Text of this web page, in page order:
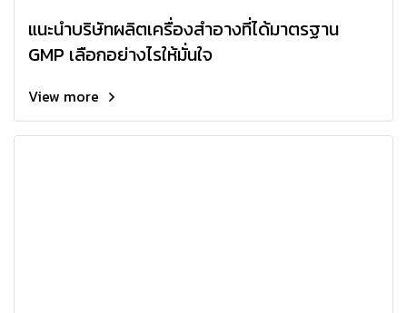
แนะนำบริษัทผลิตเครื่องสำอางที่ได้มาตรฐาน
GMP เลือกอย่างไรให้มั่นใจ
View more